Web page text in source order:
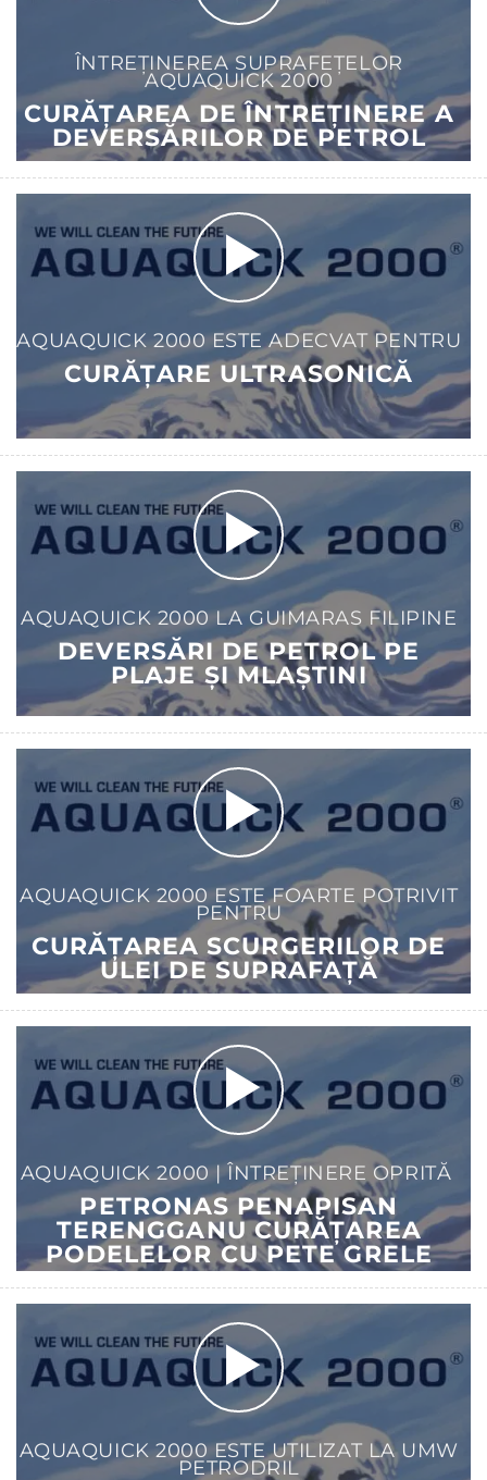
ÎNTREȚINEREA SUPRAFEȚELOR
AQUAQUICK 2000
CURĂȚAREA DE ÎNTREȚINERE A
DEVERSĂRILOR DE PETROL
AQUAQUICK 2000 ESTE ADECVAT PENTRU
CURĂȚARE ULTRASONICĂ
AQUAQUICK 2000 LA GUIMARAS FILIPINE
DEVERSĂRI DE PETROL PE
PLAJE ȘI MLAȘTINI
AQUAQUICK 2000 ESTE FOARTE POTRIVIT
PENTRU
CURĂȚAREA SCURGERILOR DE
ULEI DE SUPRAFAȚĂ
AQUAQUICK 2000 | ÎNTREȚINERE OPRITĂ
PETRONAS PENAPISAN
TERENGGANU CURĂȚAREA
PODELELOR CU PETE GRELE
AQUAQUICK 2000 ESTE UTILIZAT LA UMW
PETRODRIL